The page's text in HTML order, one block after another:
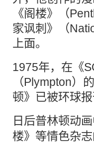
《阁楼》（
家讽刺》（
上面。
1975年，在《
（Plympton）
顿》已被环球
日后普林顿动画
楼》等情色杂